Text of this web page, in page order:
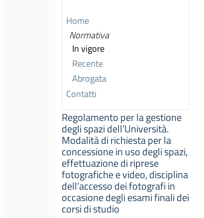
Home
Normativa
In vigore
Recente
Abrogata
Contatti
Regolamento per la gestione
degli spazi dell’Università.
Modalità di richiesta per la
concessione in uso degli spazi,
effettuazione di riprese
fotografiche e video, disciplina
dell’accesso dei fotografi in
occasione degli esami finali dei
corsi di studio